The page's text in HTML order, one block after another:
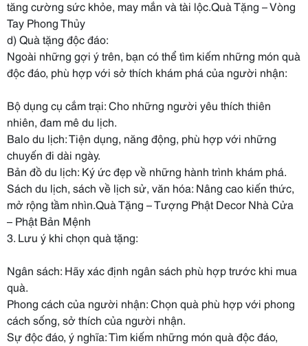
tăng cường sức khỏe, may mắn và tài lộc.Quà Tặng – Vòng
Tay Phong Thủy
d) Quà tặng độc đáo:
Ngoài những gợi ý trên, bạn có thể tìm kiếm những món quà
độc đáo, phù hợp với sở thích khám phá của người nhận:
Bộ dụng cụ cắm trại: Cho những người yêu thích thiên
nhiên, đam mê du lịch.
Balo du lịch: Tiện dụng, năng động, phù hợp với những
chuyến đi dài ngày.
Bản đồ du lịch: Ký ức đẹp về những hành trình khám phá.
Sách du lịch, sách về lịch sử, văn hóa: Nâng cao kiến thức,
mở rộng tầm nhìn.Quà Tặng – Tượng Phật Decor Nhà Cửa
– Phật Bản Mệnh
3. Lưu ý khi chọn quà tặng:
Ngân sách: Hãy xác định ngân sách phù hợp trước khi mua
quà.
Phong cách của người nhận: Chọn quà phù hợp với phong
cách sống, sở thích của người nhận.
Sự độc đáo, ý nghĩa: Tìm kiếm những món quà độc đáo,